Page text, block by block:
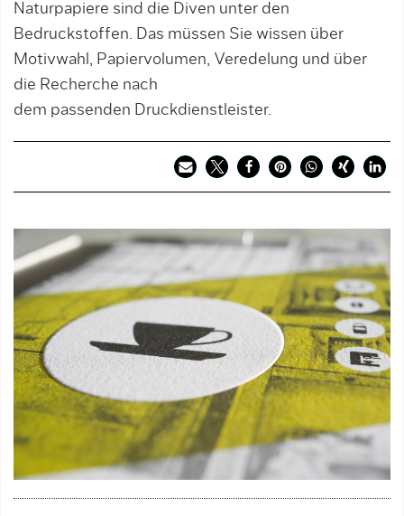
Naturpapiere sind die Diven unter den
Bedruckstoffen. Das müssen Sie wissen über
Motivwahl, Papiervolumen, Veredelung und über
die Recherche nach
dem passenden Druckdienstleister.